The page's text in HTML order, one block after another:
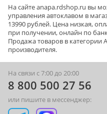
данных от поставщика.
На сайтеanapa.rdshop.ru вы
управления автоклавом в
13990 рублей. Цена низкая,
при получении, онлайн по
Продажа товаров в категории
производителя.
На связи с 7:00 до 20:00
8 800 500 27 56
или пишите в мессенджер: